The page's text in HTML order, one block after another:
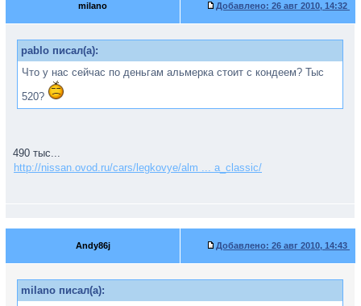
milano Добавлено: 26 авг 2010, 14:32
pablo писал(а):
Что у нас сейчас по деньгам альмерка стоит с кондеем? Тыс
520?
490 тыс...
http://nissan.ovod.ru/cars/legkovye/alm ... a_classic/
Andy86j Добавлено: 26 авг 2010, 14:43
milano писал(а):